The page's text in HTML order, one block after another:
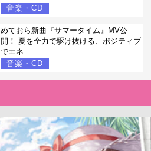
音楽・CD
めておら新曲『サマータイム』MV公
開！ 夏を全力で駆け抜ける、ポジティブ
でエネ...
音楽・CD